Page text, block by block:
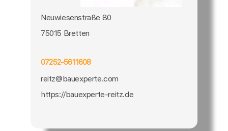
Neuwiesenstraße 80
75015 Bretten
07252-5611608
reitz@bauexperte.com
https://bauexperte-reitz.de